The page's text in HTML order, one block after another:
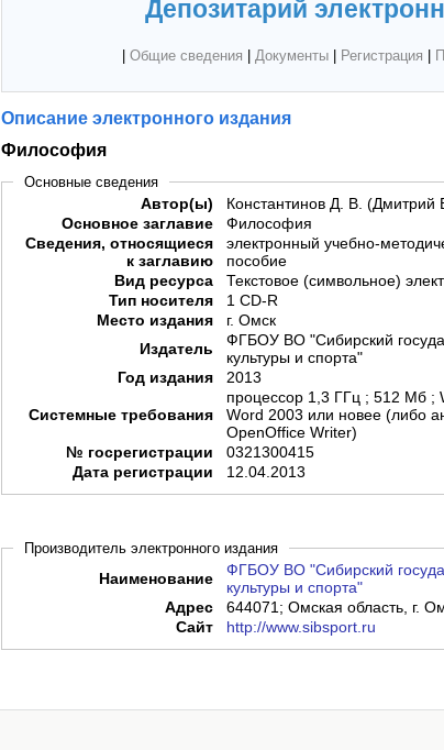
Депозитарий
Общие сведения Документы| Регистрация
Описание электронного издания
Философия
Основные сведения
Автор(ы)
Константинов Д. В. (Дмитрий
Основное заглавие
Философия
Сведения, относящиеся
к заглавию
электронный учебно-
пособие
Вид ресурса
Текстовое (символьное)
Тип носителя
1 CD-R
Место издания
г. Омск
Издатель
ФГБОУ ВО "Сибирский
культуры и спорта"
Год издания
2013
Системные требования
процессор 1,3 ГГц ; 512 Мб ;
Word 2003 или новее (либо
OpenOffice Writer)
№ госрегистрации
0321300415
Дата регистрации
12.04.2013
Производитель электронного издания
Наименование
ФГБОУ ВО "Сибирский
культуры и спорта"
Адрес
644071; Омская область, г.
Сайт
http://www.sibsport.ru